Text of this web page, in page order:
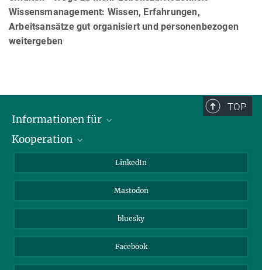
Wissensmanagement: Wissen, Erfahrungen,
Arbeitsansätze gut organisiert und personenbezogen
weitergeben
TOP
Informationen für
Journalisten
Kooperation
Beutenberg Campus e.V.
LinkedIn
Mastodon
bluesky
Facebook